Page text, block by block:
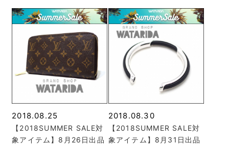
2018.08.25
【2018SUMMER SALE対
象アイテム】8月26日出品
2018.08.30
【2018SUMMER SALE対
象アイテム】8月31日出品